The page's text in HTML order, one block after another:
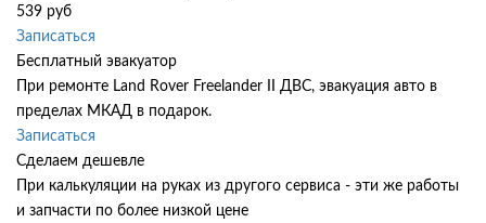
539 руб
Записаться
Бесплатный эвакуатор
При ремонте Land Rover Freelander II ДВС, эвакуация авто в
пределах МКАД в подарок.
Записаться
Сделаем дешевле
При калькуляции на руках из другого сервиса - эти же работы
и запчасти по более низкой цене